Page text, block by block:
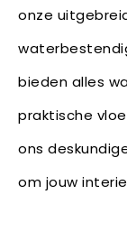
onze
bieden alles
praktische
ons
om jouw